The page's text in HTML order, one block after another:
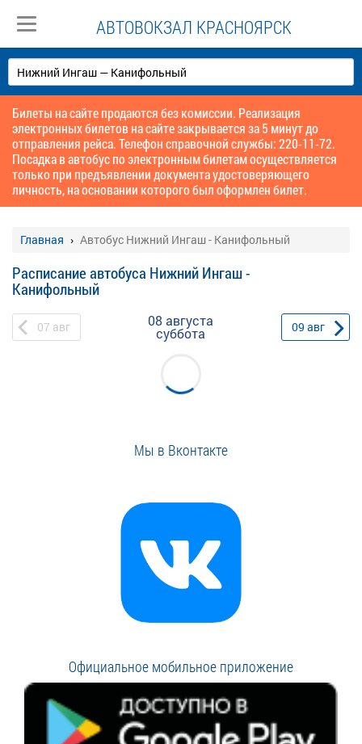
АВТОВОКЗАЛ КРАСНОЯРСК
Билеты на сайте продаются без комиссии. Реализация
электронных билетов на сайте закрывается за 5 минут до
отправления рейса. Телефон справочной службы: 220-11-72.
Посадка в автобус по электронным билетам осуществляется
только при предъявлении документа удостоверяющего
личность, на основании которого был оформлен билет.
Главная Автобус Нижний Ингаш - Канифольный
Расписание автобуса Нижний Ингаш -
Канифольный
07 авг 08 августа
суббота 09 авг
Мы в Вконтакте
Официальное мобильное приложение